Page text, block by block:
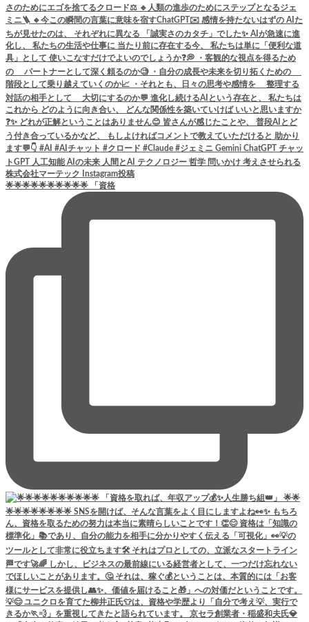
🌟🌟🌟🌟🌟🌟🌟🌟🌟🌟 「資格